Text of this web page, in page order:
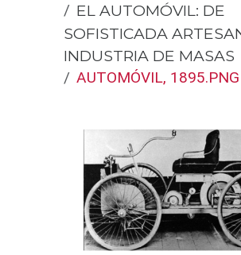
EL AUTOMÓVIL: DE
SOFISTICADA
INDUSTRIA DE MASAS
AUTOMÓVIL, 1895.PNG